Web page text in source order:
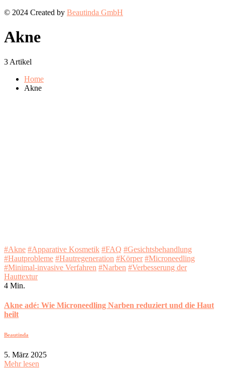
© 2024 Created by Beautinda GmbH
Akne
3 Artikel
Home
Akne
#Akne #Apparative Kosmetik #FAQ #Gesichtsbehandlung
#Hautprobleme #Hautregeneration #Körper #Microneedling
#Minimal-invasive Verfahren #Narben #Verbesserung der
Hauttextur
4 Min.
Akne adé: Wie Microneedling Narben reduziert und die Haut
heilt
Beautinda
5. März 2025
Mehr lesen